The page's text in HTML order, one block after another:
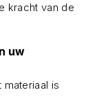
kracht van de
uw
is